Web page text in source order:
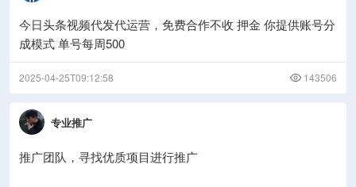
今日头条视频代发代运营，免费合作不收 押金 你提供账号分
成模式 单号每周500
2025-04-25T09:12:58 143506
专业推广
推广团队，寻找优质项目进行推广